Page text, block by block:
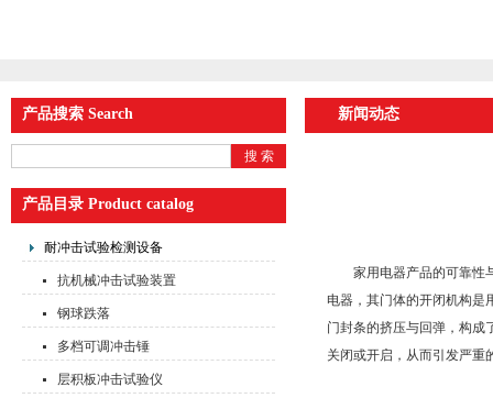
产品搜索 Search
产品目录 Product catalog
耐冲击试验检测设备
抗机械冲击试验装置
钢球跌落
多档可调冲击锤
层积板冲击试验仪
新闻动态
家用电器产品的可靠性与
电器，其门体的开闭机构是
门封条的挤压与回弹，构成
关闭或开启，从而引发严重